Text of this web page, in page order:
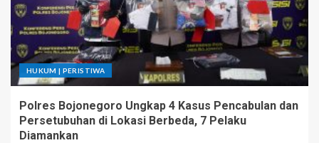
HUKUM | PERISTIWA
Polres Bojonegoro Ungkap 4 Kasus Pencabulan dan
Persetubuhan di Lokasi Berbeda, 7 Pelaku
Diamankan